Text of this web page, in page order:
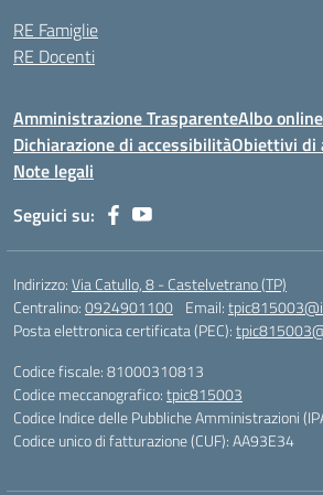
RE Famiglie
RE Docenti
Amministrazione TrasparenteAlbo online
Dichiarazione di accessibilitàObiettivi di
Note legali
Seguici su:
Indirizzo:Via Catullo, 8 - Castelvetrano (TP)
Centralino:0924901100 Email:
Posta elettronica certificata (PEC):
Codice fiscale: 81000310813
Codice meccanografico:tpic815003
Codice Indice delle Pubbliche Amministrazioni
Codice unico di fatturazione (CUF): AA93E34